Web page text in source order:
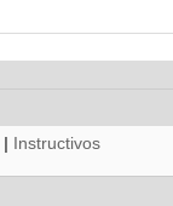
| Instructivos